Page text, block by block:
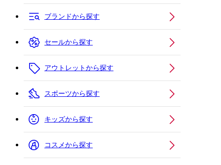
ブランドから探す
セールから探す
アウトレットから探す
スポーツから探す
キッズから探す
コスメから探す